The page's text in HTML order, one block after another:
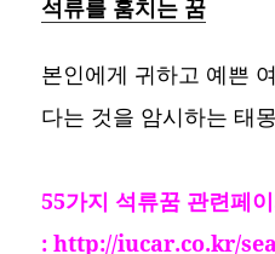
석류를 훔치는 꿈
본인에게 귀하고 예쁜
다는 것을 암시하는 태
55가지 석류꿈 관련페
:http://iucar.co.kr/